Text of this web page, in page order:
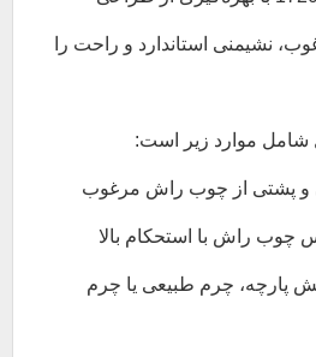
نشیمنی استاندارد و راحت را
موارد زیر است:
پشتی از چوب راش مرغوب
چوب راش با استحکام بالا
پارچه، چرم طبیعی یا چرم